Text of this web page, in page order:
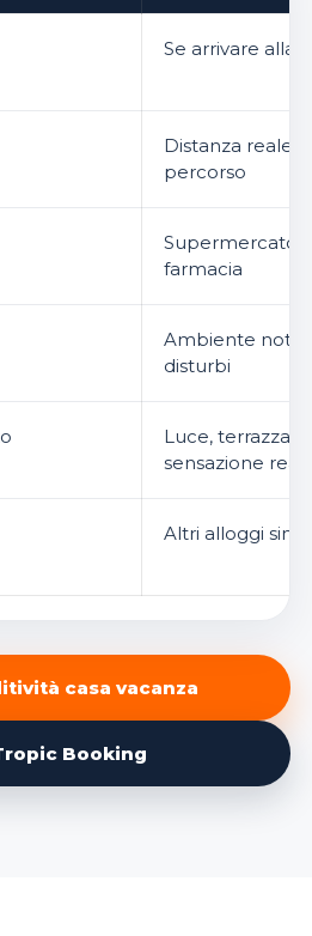
Se arrivare alla
Distanza reale
percorso
Supermercato,
farmacia
Ambiente
disturbi
Luce, terrazza,
sensazione
Altri alloggi
casa vacanza
Booking